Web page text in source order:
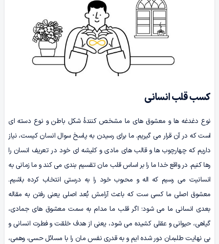
کسب قلب انسانی
نوع دغدغه ها و معشوق های ما مشخص کنندۀ شکل باطن و نوع دسته ای
است که در آن قرار می گیریم. ما برای رسیدن به پاسخ سوال انسان کیست، نیاز
داریم که چهارچوب ها و قالب های مادی و کلیشه ای خود در تعریف انسان را
رها کنیم. در واقع خدا ما را بر اساس قلب مان تقسیم بندی می کند و ما زمانی به
انسانیت می رسیم که اله و محبوب خود را به درستی انتخاب کرده باشیم.
معشوق اصلی ما کسی ست که باعث آرامش بُعد اصلی یعنی رفتن به مقاله
بعدی انسانی ما می شود؛ اگر قلب ما مدام به سمت معشوق های جمادی،
گیاهی، حیوانی و عقلی کشیده می شود، یعنی از هدف خلقت و فطرت انسانی و
بی نهایت طلبمان دور شده ایم و به قدری نفس مان را با مسائل حسی، وهمی،